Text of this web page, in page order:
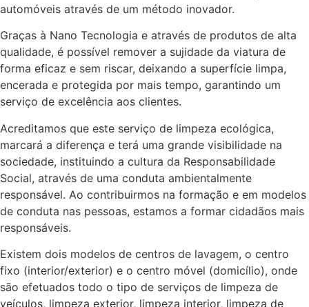
automóveis através de um método inovador.
Graças à Nano Tecnologia e através de produtos de alta
qualidade, é possível remover a sujidade da viatura de
forma eficaz e sem riscar, deixando a superfície limpa,
encerada e protegida por mais tempo, garantindo um
serviço de excelência aos clientes.
Acreditamos que este serviço de limpeza ecológica,
marcará a diferença e terá uma grande visibilidade na
sociedade, instituindo a cultura da Responsabilidade
Social, através de uma conduta ambientalmente
responsável. Ao contribuirmos na formação e em modelos
de conduta nas pessoas, estamos a formar cidadãos mais
responsáveis.
Existem dois modelos de centros de lavagem, o centro
fixo (interior/exterior) e o centro móvel (domicílio), onde
são efetuados todo o tipo de serviços de limpeza de
veículos, limpeza exterior, limpeza interior, limpeza de